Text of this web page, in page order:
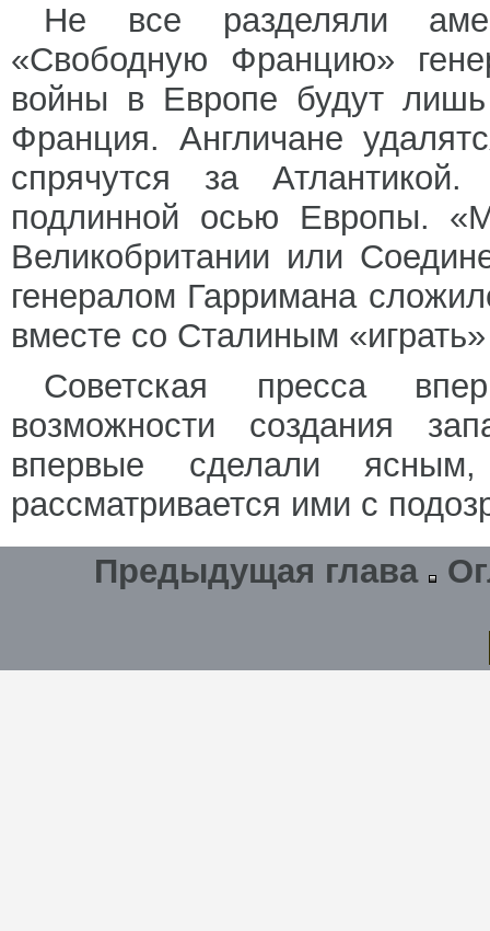
Не все разделяли
«Свободную Францию»
войны в Европе будут
Франция. Англичане
спрячутся за
подлинной осью Европы.
Великобритании или
генералом Гарримана
вместе со Сталиным
Советская пресса
возможности создания
впервые сделали
рассматривается ими с
Предыдущая глава